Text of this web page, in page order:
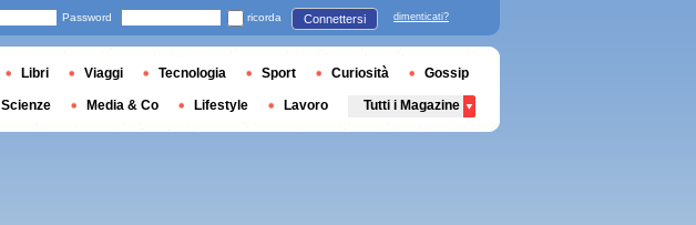
Password ricorda Connettersi dimenticati?
Libri Viaggi Tecnologia Sport Curiosità Gossip
Scienze Media & Co Lifestyle Lavoro Tutti i Magazine